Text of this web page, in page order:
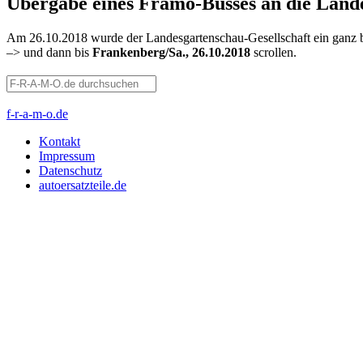
Am 26.10.2018 wurde der Landesgartenschau-Gesellschaft ein
–> und dann bis Frankenberg/Sa., 26.10.2018 scrollen.
f-r-a-m-o.de
Kontakt
Impressum
Datenschutz
autoersatzteile.de